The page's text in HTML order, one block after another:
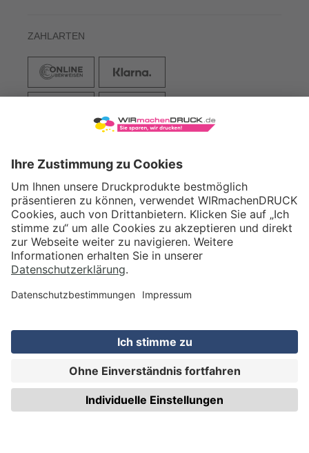
ZAHLARTEN
VERSAND
WIRmachenDRUCK GmbH
Illerstraße 15